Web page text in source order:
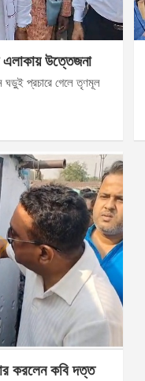
উত্তেজনা
ঘড়ুই প্রচারে গেলে তৃণমূল
করলেন কবি দত্ত